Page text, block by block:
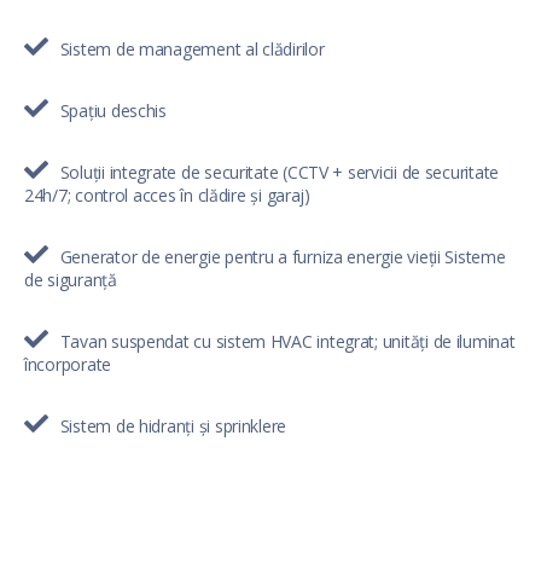
Sistem de management al clădirilor
Spațiu deschis
Soluții integrate de securitate (CCTV + servicii de securitate
24h/7; control acces în clădire și garaj)
Generator de energie pentru a furniza energie vieții Sisteme
de siguranță
Tavan suspendat cu sistem HVAC integrat; unități de iluminat
încorporate
Sistem de hidranți și sprinklere